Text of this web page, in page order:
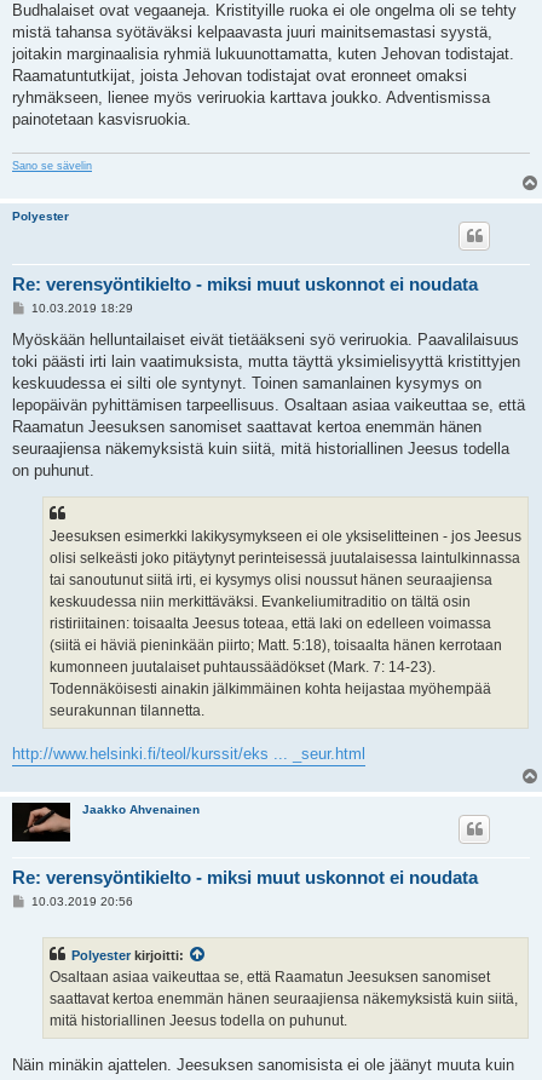
t
i
Budhalaiset ovat vegaaneja. Kristityille ruoka ei ole ongelma oli se tehty
mistä tahansa syötäväksi kelpaavasta juuri mainitsemastasi syystä,
joitakin marginaalisia ryhmiä lukuunottamatta, kuten Jehovan todistajat.
Raamatuntutkijat, joista Jehovan todistajat ovat eronneet omaksi
ryhmäkseen, lienee myös veriruokia karttava joukko. Adventismissa
painotetaan kasvisruokia.
Sano se sävelin
Polyester
Re: verensyöntikielto - miksi muut uskonnot ei noudata
V
e
s
t
i
10.03.2019 18:29
Myöskään helluntailaiset eivät tietääkseni syö veriruokia. Paavalilaisuus
toki päästi irti lain vaatimuksista, mutta täyttä yksimielisyyttä kristittyjen
keskuudessa ei silti ole syntynyt. Toinen samanlainen kysymys on
lepopäivän pyhittämisen tarpeellisuus. Osaltaan asiaa vaikeuttaa se, että
Raamatun Jeesuksen sanomiset saattavat kertoa enemmän hänen
seuraajiensa näkemyksistä kuin siitä, mitä historiallinen Jeesus todella
on puhunut.
Jeesuksen esimerkki lakikysymykseen ei ole yksiselitteinen - jos Jeesus
olisi selkeästi joko pitäytynyt perinteisessä juutalaisessa laintulkinnassa
tai sanoutunut siitä irti, ei kysymys olisi noussut hänen seuraajiensa
keskuudessa niin merkittäväksi. Evankeliumitraditio on tältä osin
ristiriitainen: toisaalta Jeesus toteaa, että laki on edelleen voimassa
(siitä ei häviä pieninkään piirto; Matt. 5:18), toisaalta hänen kerrotaan
kumonneen juutalaiset puhtaussäädökset (Mark. 7: 14-23).
Todennäköisesti ainakin jälkimmäinen kohta heijastaa myöhempää
seurakunnan tilannetta.
http://www.helsinki.fi/teol/kurssit/eks ... _seur.html
Jaakko Ahvenainen
Re: verensyöntikielto - miksi muut uskonnot ei noudata
V10.03.2019 20:56
Polyester kirjoitti:
Osaltaan asiaa vaikeuttaa se, että Raamatun Jeesuksen sanomiset
saattavat kertoa enemmän hänen seuraajiensa näkemyksistä kuin siitä,
mitä historiallinen Jeesus todella on puhunut.
Näin minäkin ajattelen. Jeesuksen sanomisista ei ole jäänyt muuta kuin